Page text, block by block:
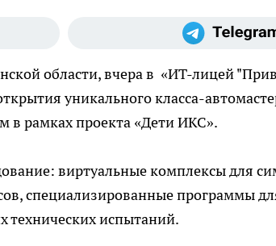
области, вчера в «ИТ-лицей
уникального класса-
в рамках проекта «Дети ИКС».
виртуальные комплексы для
специализированные программы
технических испытаний.